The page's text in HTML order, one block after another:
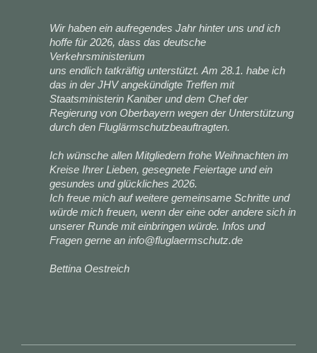
Wir haben ein aufregendes Jahr hinter uns und ich
hoffe für 2026, dass das deutsche
Verkehrsministerium
uns endlich tatkräftig unterstützt. Am 28.1. habe ich
das in der JHV angekündigte Treffen mit
Staatsministerin Kaniber und dem Chef der
Regierung von Oberbayern wegen der Unterstützung
durch den Fluglärmschutzbeauftragten.
Ich wünsche allen Mitgliedern frohe Weihnachten im
Kreise Ihrer Lieben, gesegnete Feiertage und ein
gesundes und glückliches 2026.
Ich freue mich auf weitere gemeinsame Schritte und
würde mich freuen, wenn der eine oder andere sich in
unserer Runde mit einbringen würde. Infos und
Fragen gerne an info@fluglaermschutz.de
Bettina Oestreich